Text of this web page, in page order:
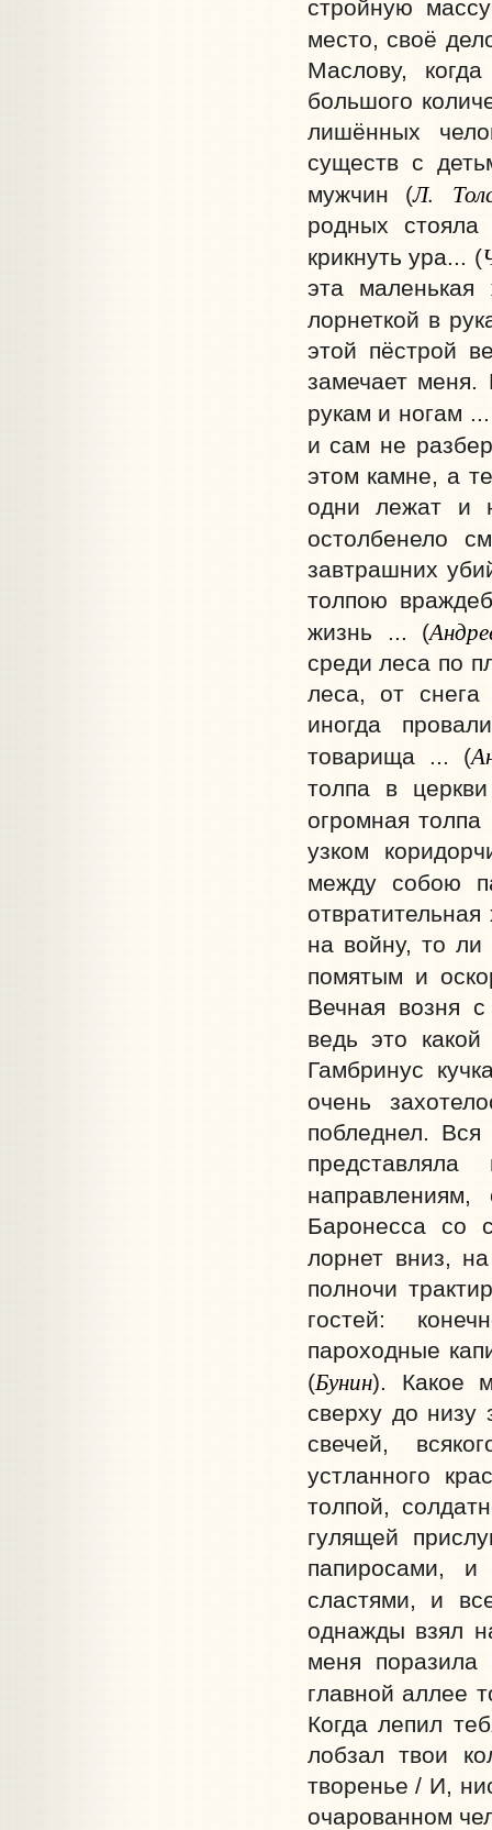
стройную
место, своё
Маслову,
большого
лишённых
существ с
мужчин (Л.
родных
крикнуть ура... (
эта
лорнеткой в
этой пёстрой
замечает
рукам и ногам
и сам не
этом камне, а
одни лежат и
остолбенело
завтрашних
толпою
жизнь ... (
среди леса по
леса, от снега
иногда
товарища ... (
толпа в
огромная
узком
между собою
на войну, то
помятым и
Вечная возня
ведь это
Гамбринус
очень
побледнел.
Баронесса со
лорнет вниз,
полночи
гостей:
пароходные
(Бунин). Какое
сверху до низу
свечей,
устланного
толпой,
гулящей
папиросами,
сластями, и
однажды взял
меня
главной аллее
Когда лепил
лобзал твои
творенье / И,
очарованном